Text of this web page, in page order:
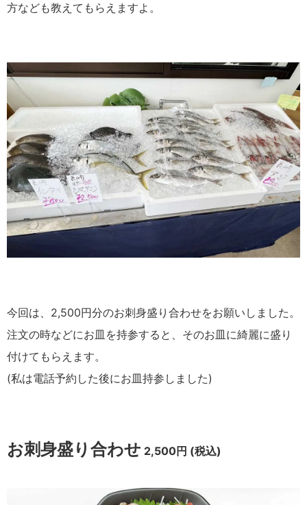
方なども教えてもらえますよ。
今回は、2,500円分のお刺身盛り合わせをお願いしました。
注文の時などにお皿を持参すると、そのお皿に綺麗に盛り
付けてもらえます。
(私は電話予約した後にお皿持参しました)
お刺身盛り合わせ 2,500円 (税込)